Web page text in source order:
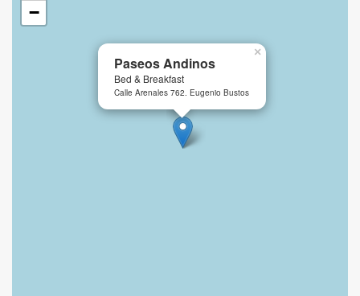
Paseos Andinos
Bed & Breakfast
Calle Arenales 762. Eugenio Bustos
×
−